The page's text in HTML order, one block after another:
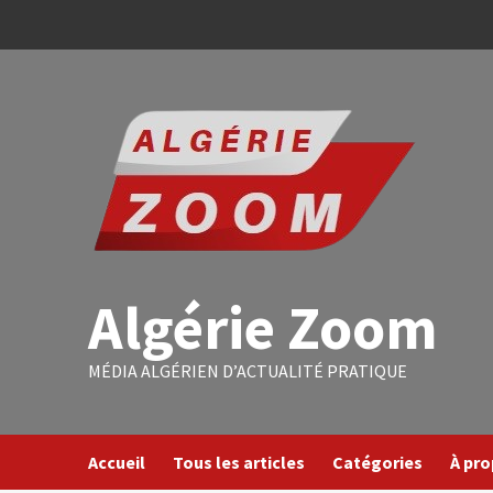
Algérie Zoom
MÉDIA ALGÉRIEN D’ACTUALITÉ PRATIQUE
Accueil Tous les articles Catégories À